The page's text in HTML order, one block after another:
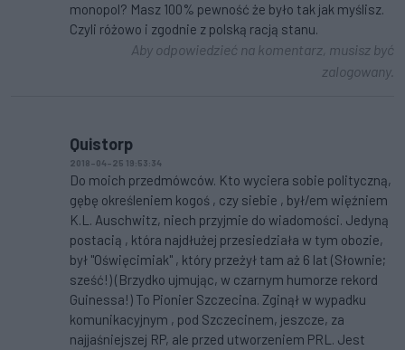
monopol? Masz 100% pewność że było tak jak myślisz.
Czyli różowo i zgodnie z polską racją stanu.
Aby odpowiedzieć na komentarz, musisz być
zalogowany.
Quistorp
2018-04-25 19:53:34
Do moich przedmówców. Kto wyciera sobie polityczną,
gębę określeniem kogoś , czy siebie , był/em więźniem
K.L. Auschwitz, niech przyjmie do wiadomości. Jedyną
postacią , która najdłużej przesiedziała w tym obozie,
był "Oświęcimiak" , który przeżył tam aż 6 lat (Słownie;
sześć!) (Brzydko ujmując, w czarnym humorze rekord
Guinessa!) To Pionier Szczecina. Zginął w wypadku
komunikacyjnym , pod Szczecinem, jeszcze, za
najjaśniejszej RP, ale przed utworzeniem PRL. Jest